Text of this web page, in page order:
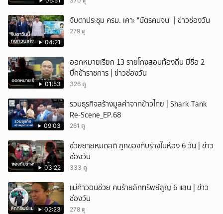
04:21
จับตาประชุม ครม. เคาะ "บัตรคนจน" | ข่าวช่องวัน
279 ดู
01:53
ออกหมายเรียก 13 รายโกงสอบท้องถิ่น มีชื่อ 2
บิ๊กข้าราชการ | ข่าวช่องวัน
326 ดู
09:03
รวมธุรกิจสร้างมูลค่าจากข้าวไทย | Shark Tank
Re-Scene_EP.68
261 ดู
03:22
ช่วยยายหมดสติ ถูกของทับร่างในห้อง 6 วัน | ข่าว
ช่องวัน
333 ดู
02:23
แม่ค้าวอนช่วย คนร้ายลักทรัพย์สูญ 6 แสน | ข่าว
ช่องวัน
278 ดู